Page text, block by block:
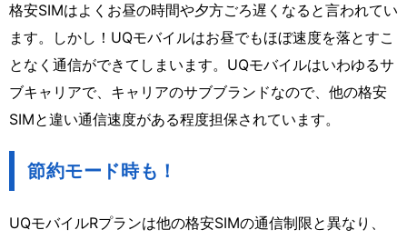
格安SIMはよくお昼の時間や夕方ごろ遅くなると言われてい
ます。しかし！UQモバイルはお昼でもほぼ速度を落とすこ
となく通信ができてしまいます。UQモバイルはいわゆるサ
ブキャリアで、キャリアのサブブランドなので、他の格安
SIMと違い通信速度がある程度担保されています。
節約モード時も！
UQモバイルRプランは他の格安SIMの通信制限と異なり、